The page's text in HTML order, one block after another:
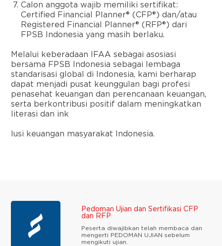
Calon anggota wajib memiliki sertifikat:
Certified Financial Planner® (CFP®) dan/atau
Registered Financial Planner® (RFP®) dari
FPSB Indonesia yang masih berlaku.
Melalui keberadaan IFAA sebagai asosiasi
bersama FPSB Indonesia sebagai lembaga
standarisasi global di Indonesia, kami berharap
dapat menjadi pusat keunggulan bagi profesi
penasehat keuangan dan perencanaan keuangan,
serta berkontribusi positif dalam meningkatkan
literasi dan ink
lusi keuangan masyarakat Indonesia.
Pedoman Ujian dan Sertifikasi CFP
dan RFP
Peserta diwajibkan telah membaca dan
mengerti PEDOMAN UJIAN sebelum
mengikuti ujian.